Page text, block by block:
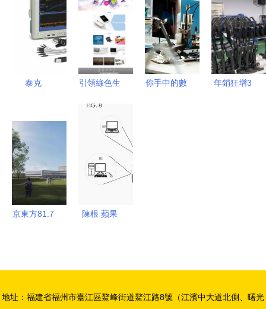
子自控自熟
涼皮機搟面
皮多用機
的挑戰與電
子產品制造
業的變局
國成立70年
來長沙商務
與開放型經
濟的節能電
子篇章
與電子廠流
水線解析
泰克
界融合的典
范，榮膺
2011年度
優秀電子產
品獎
引領綠色生
設計效果圖
你手中的數
年銷狂增3
京東方81.7
體工廠，引
陳根 蘋果
地址：福建省福州市臺江區鰲峰街道鰲江路8號（江濱中大道北側、曙光